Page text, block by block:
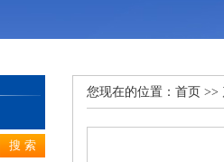
您现在的位置： 首页 >>